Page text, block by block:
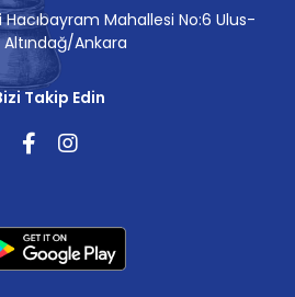
Mahallesi No:6 Ulus-
Altındağ/Ankara
Takip Edin